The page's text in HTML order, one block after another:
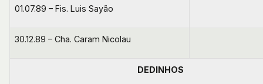
01.07.89 – Fis. Luis Sayão
30.12.89 – Cha. Caram Nicolau
DEDINHOS